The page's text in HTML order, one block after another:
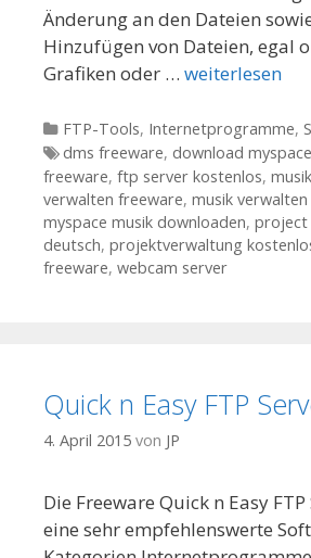
Änderung an den Dateien
Hinzufügen von Dateien, egal
Grafiken oder … weiterlesen
Kategorien
FTP-Tools, Internetprogramme,
Tags
dms freeware, download
freeware, ftp server kostenlos,
verwalten freeware, musik
myspace musik downloaden, project
deutsch, projektverwaltung
freeware, webcam server
Quick n Easy FTP
4. April 2015 von JP
Die Freeware Quick n Easy
eine sehr empfehlenswerte